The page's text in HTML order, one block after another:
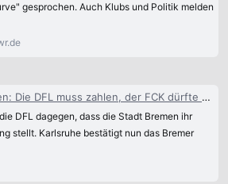
gesprochen. Auch Klubs und Politik melden
muss zahlen, der FCK dürfte beteiligt werden - Fussball
DFL dagegen, dass die Stadt Bremen ihr
stellt. Karlsruhe bestätigt nun das Bremer